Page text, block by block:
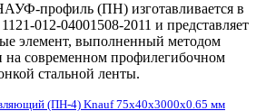
профиль (ПН) изготавливается в
012-04001508-2011 и представляет
элемент, выполненный методом
на современном профилегибочном
стальной ленты.
(ПН-4) Knauf 75x40x3000х0.65 мм